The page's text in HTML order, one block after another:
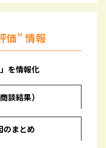
価” 情報
を情報化
談結果）
のまとめ